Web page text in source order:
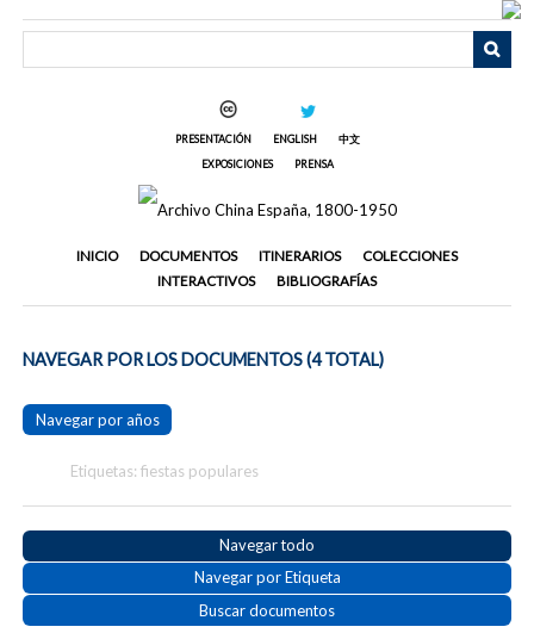
PRESENTACIÓN ENGLISH
中文
EXPOSICIONES
PRENSA
INICIO DOCUMENTOS ITINERARIOS
COLECCIONES
INTERACTIVOS
BIBLIOGRAFÍAS
NAVEGAR POR LOS DOCUMENTOS (4 TOTAL)
Navegar por años
Etiquetas: fiestas populares
Navegar todo
Navegar por Etiqueta
Buscar documentos